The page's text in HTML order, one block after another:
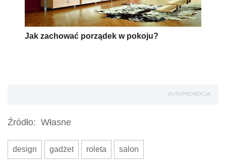
Jak zachować porządek w pokoju?
AUTOPROMOCJA
Źródło: Własne
design gadżet roleta salon